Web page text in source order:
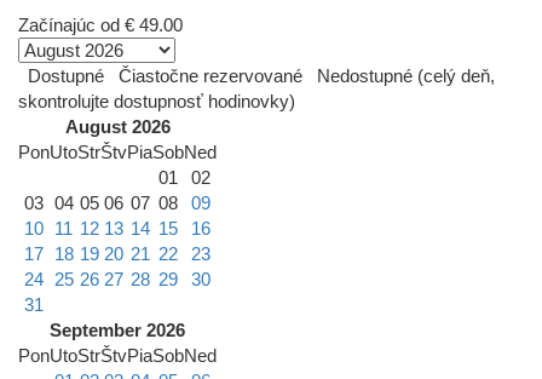
Začínajúc od € 49.00
Dostupné Čiastočne rezervované
Nedostupné (celý deň,
skontrolujte dostupnosť hodinovky)
August 2026
PonUtoStrŠtvPiaSobNed
01
02
03 04 05 06 07 08
09
10 11 12 13 14 15
16
17 18 19 20 21 22
23
24 25 26 27 28 29
30
31
September 2026
PonUtoStrŠtvPiaSobNed